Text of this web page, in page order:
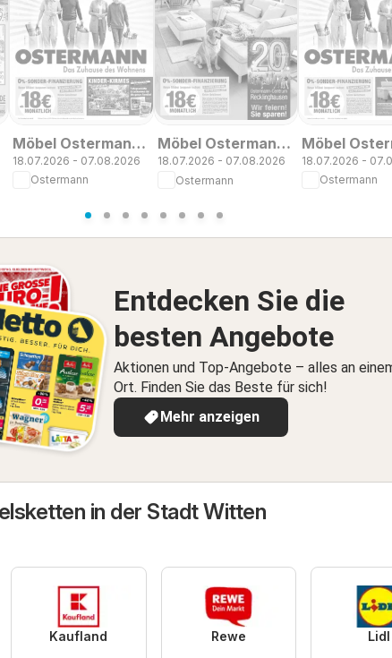
Möbel Ostermann:
Neue Möbel wirken
Wunder.
18.07.2026 - 07.08.2026
Ostermann
Möbel Ostermann:
Neue Möbel wirken
Wunder.
18.07.2026 - 07.08.2026
Ostermann
Möbel
Neue Möbel
Wunder.
18.07.2026 -
Ostermann
Entdecken Sie die
besten Angebote
Aktionen und Top-Angebote – alles an
Ort. Finden Sie das Beste für sich!
Mehr anzeigen
in der Stadt Witten
Kaufland Rewe Lidl